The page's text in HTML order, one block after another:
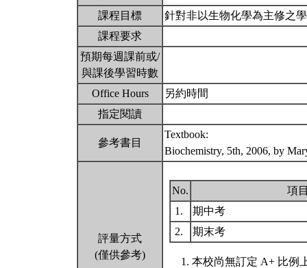
課程目標
針對非以生物化學為主修之
課程要求
預期每週課前或/
與課後學習時數
Office Hours
另約時間
指定閱讀
參考書目
Textbook:
Biochemistry, 5th, 2006, by
評量方式
(僅供參考)
No.
項
1.
期中考
2.
期末考
本校尚無訂定 A+ 比例